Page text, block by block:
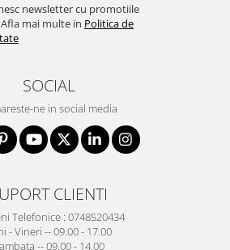
newsletter cu promotiile
mai multe in Politica de
SOCIAL
ne in social media
CLIENTI
Telefonice : 0748520434
- Vineri -- 09.00 - 17.00
-- 09.00 - 14.00